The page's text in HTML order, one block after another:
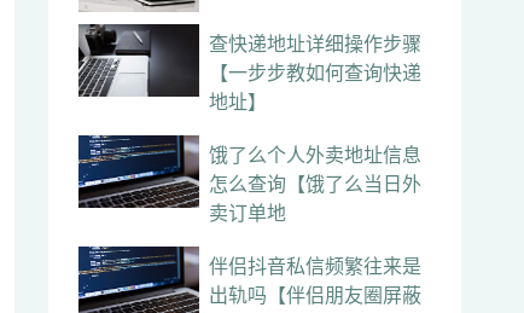
查快递地址详细操作步骤
【一步步教如何查询快递
地址】
饿了么个人外卖地址信息
怎么查询【饿了么当日外
卖订单地
伴侣抖音私信频繁往来是
出轨吗【伴侣朋友圈屏蔽